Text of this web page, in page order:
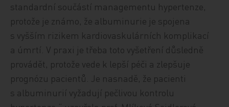
standardní součástí managementu hypertenze,
protože je známo, že albuminurie je spojena
s vyšším rizikem kardiovaskulárních komplikací
a úmrtí. V praxi je třeba toto vyšetření důsledně
provádět, protože vede k lepší péči a zlepšuje
prognózu pacientů. Je nasnadě, že pacienti
s albuminurií vyžadují pečlivou kontrolu